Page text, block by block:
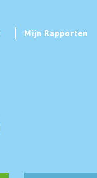
Mijn Rapporten